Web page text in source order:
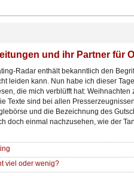
und ihr Partner für
Radar enthält bekanntlich den
leiden kann. Nun habe ich dieser
die mich verblüfft hat: Weihnachten
Texte sind bei allen
und die Bezeichnung des
doch einmal nachzusehen, wie der
viel oder wenig?